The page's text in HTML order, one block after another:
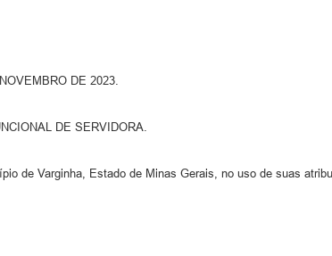
DE 2023.
DE SERVIDORA.
de Varginha, Estado de Minas Gerais, no uso de suas